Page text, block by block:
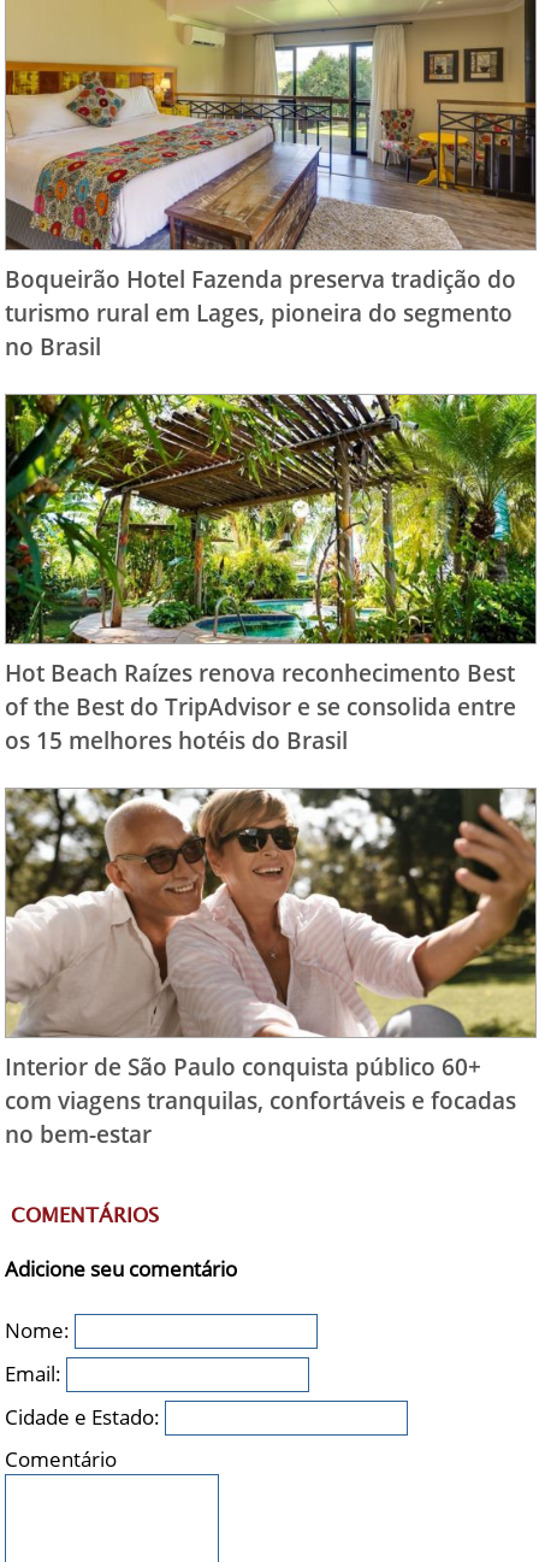
Boqueirão Hotel Fazenda preserva tradição do
turismo rural em Lages, pioneira do segmento
no Brasil
Hot Beach Raízes renova reconhecimento Best
of the Best do TripAdvisor e se consolida entre
os 15 melhores hotéis do Brasil
Interior de São Paulo conquista público 60+
com viagens tranquilas, confortáveis e focadas
no bem-estar
COMENTÁRIOS
Adicione seu comentário
Nome:
Email:
Cidade e Estado:
Comentário